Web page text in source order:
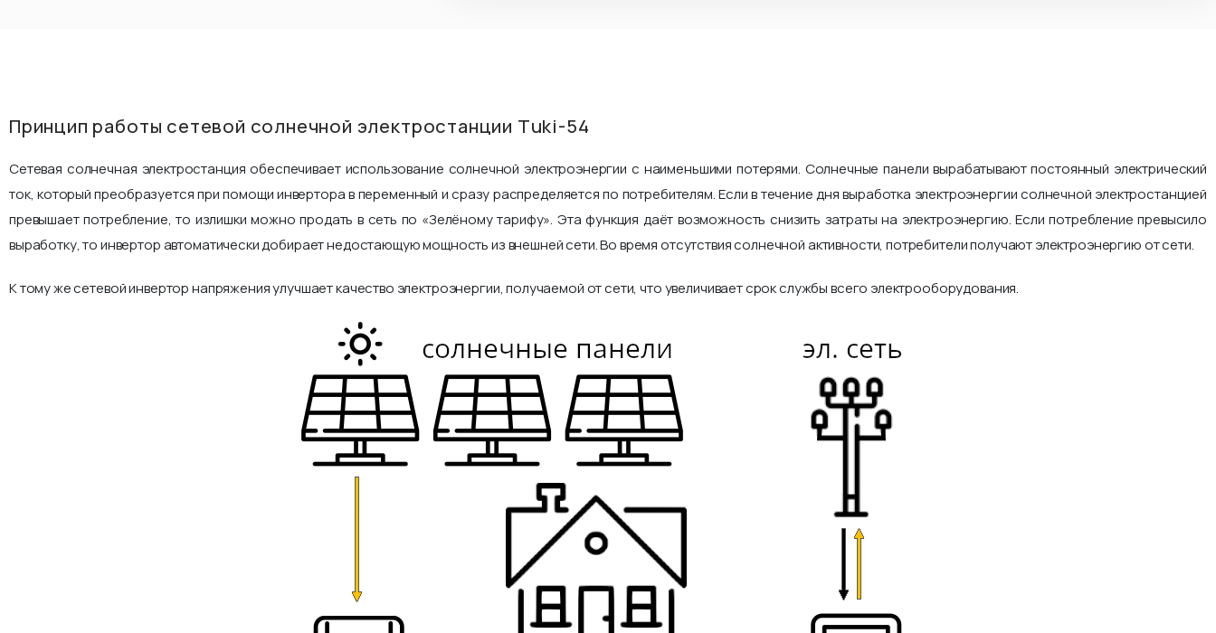
Принцип работы сетевой солнечной электростанции Tuki-54
Сетевая солнечная электростанция обеспечивает использование солнечной электроэнергии с наименьшими потерями. Солнечные панели вырабатывают постоянный электрический
ток, который преобразуется при помощи инвертора в переменный и сразу распределяется по потребителям. Если в течение дня выработка электроэнергии солнечной электростанцией
превышает потребление, то излишки можно продать в сеть по «Зелёному тарифу». Эта функция даёт возможность снизить затраты на электроэнергию. Если потребление превысило
выработку, то инвертор автоматически добирает недостающую мощность из внешней сети. Во время отсутствия солнечной активности, потребители получают электроэнергию от сети.
К тому же сетевой инвертор напряжения улучшает качество электроэнергии, получаемой от сети, что увеличивает срок службы всего электрооборудования.